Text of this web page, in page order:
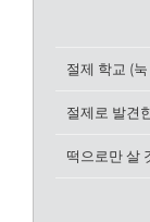
절제 학교 (눅
절제로 발견
떡으로만 살